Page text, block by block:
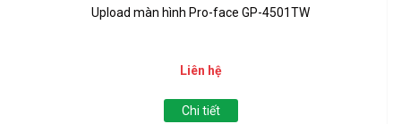
Upload màn hình Pro-face GP-4501TW
Liên hệ
Chi tiết